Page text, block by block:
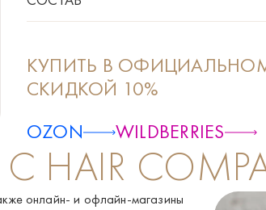
Детокс-шампунь: Aqua [Water], Sodium
Glycerin, Parfum [Fragrance], Citric acid,
sorbate, Sodium benzoate, PEG-150
Sodium carboxymethyl beta-glucan, Plankton
Восстанавливающая маска: Aqua [Water],
chloride, Aloe barbadensis leaf juice,
methylaminopropyl/Hydroxypropyl
КУПИТЬ В
СКИДКОЙ 10%
OZON
WILDBERRIES
HAIR
онлайн- и офлайн-магазины